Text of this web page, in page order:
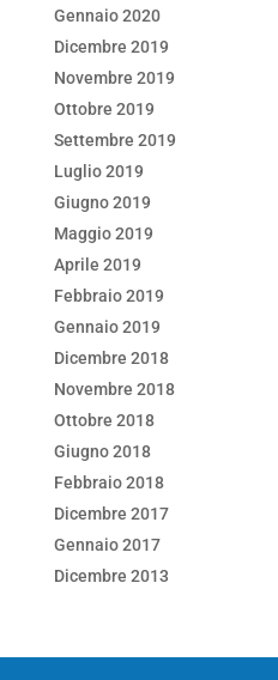
Gennaio 2020
Dicembre 2019
Novembre 2019
Ottobre 2019
Settembre 2019
Luglio 2019
Giugno 2019
Maggio 2019
Aprile 2019
Febbraio 2019
Gennaio 2019
Dicembre 2018
Novembre 2018
Ottobre 2018
Giugno 2018
Febbraio 2018
Dicembre 2017
Gennaio 2017
Dicembre 2013